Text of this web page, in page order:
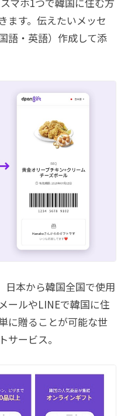
ます。伝えたいメッセ
語・英語）作成して添
本から韓国全国で使用
ールやLINEで韓国に住
に贈ることが可能な世
サービス。